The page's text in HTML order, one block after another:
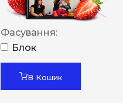
Фасування:
Блок
В Кошик